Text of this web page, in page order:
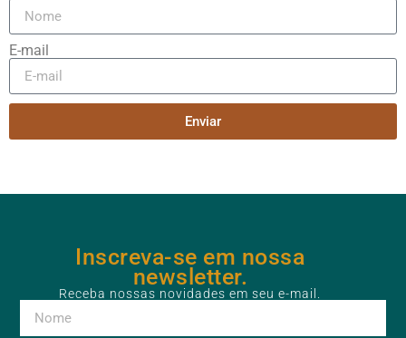
E-mail
Enviar
Inscreva-se em nossa
newsletter.
Receba nossas novidades em seu e-mail.